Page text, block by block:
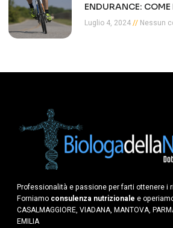
ENDURANCE: COME
Luglio 4, 2024
Nessun
Professionalità e passione per farti ottenere i
Forniamo consulenza nutrizionale e
CASALMAGGIORE, VIADANA, MANTOVA,
EMILIA